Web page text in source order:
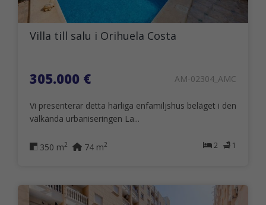
Villa till salu i Orihuela Costa
305.000 € AM-02304_AMC
Vi presenterar detta härliga enfamiljshus beläget i den
välkända urbaniseringen La...
2 1
350 m2 74 m2